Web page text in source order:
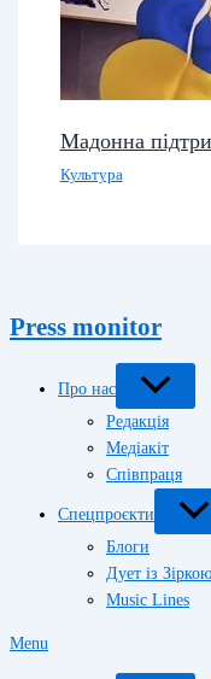
Мадонна
Культура
Press monitor
Про нас
Редакція
Медіакіт
Співпраця
Спецпроєкти
Блоги
Дует із
Music Lines
Menu